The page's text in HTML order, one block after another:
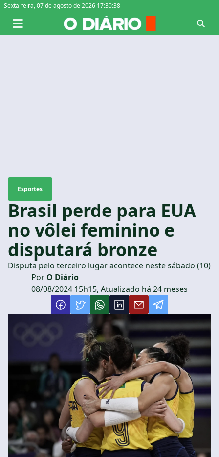
Sexta-feira,07 de agosto de 2026 17:30:39
Esportes
Brasil perde para EUA
no vôlei feminino e
disputará bronze
Disputa pelo terceiro lugar acontece neste sábado (10)
Por O Diário
08/08/2024 15h15, Atualizado há 24 meses